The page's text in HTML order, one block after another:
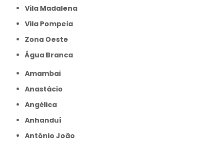
Vila Madalena
Vila Pompeia
Zona Oeste
Água Branca
Amambai
Anastácio
Angélica
Anhanduí
Antônio João